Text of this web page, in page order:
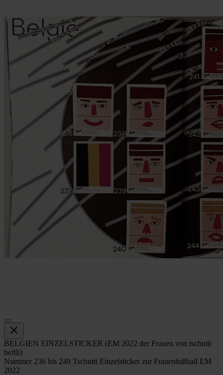
BELGIEN EINZELSTICKER (EM 2022 der Frauen von tschutti
heftli)
Nummer 236 bis 249 Tschutti Einzelsticker zur Frauenfußball EM
2022